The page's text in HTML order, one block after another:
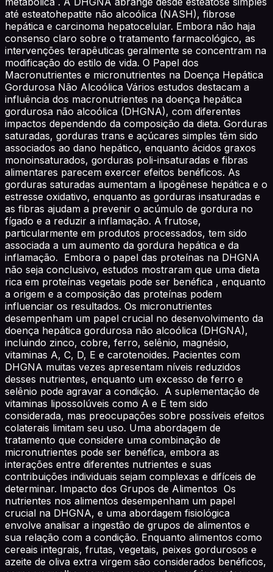
até esteatohepatite não alcoólica (NASH), fibrose
hepática e carcinoma hepatocelular. Embora não haja
consenso claro sobre o tratamento farmacológico, as
intervenções terapêuticas geralmente se concentram na
modificação do estilo de vida. O Papel dos
Macronutrientes e micronutrientes na Doença Hepática
Gordurosa Não Alcoólica Vários estudos destacam a
influência dos macronutrientes na doença hepática
gordurosa não alcoólica (DHGNA), com diferentes
impactos dependendo da composição da dieta. Gorduras
saturadas, gorduras trans e açúcares simples têm sido
associados ao dano hepático, enquanto ácidos graxos
monoinsaturados, gorduras poli-insaturadas e fibras
alimentares parecem exercer efeitos benéficos. As
gorduras saturadas aumentam a lipogênese hepática e o
estresse oxidativo, enquanto as gorduras insaturadas e
as fibras ajudam a prevenir o acúmulo de gordura no
fígado e a reduzir a inflamação. A frutose,
particularmente em produtos processados, tem sido
associada a um aumento da gordura hepática e da
inflamação. Embora o papel das proteínas na DHGNA
não seja conclusivo, estudos mostraram que uma dieta
rica em proteínas vegetais pode ser benéfica , enquanto
a origem e a composição das proteínas podem
influenciar os resultados. Os micronutrientes
desempenham um papel crucial no desenvolvimento da
doença hepática gordurosa não alcoólica (DHGNA),
incluindo zinco, cobre, ferro, selênio, magnésio,
vitaminas A, C, D, E e carotenoides. Pacientes com
DHGNA muitas vezes apresentam níveis reduzidos
desses nutrientes, enquanto um excesso de ferro e
selênio pode agravar a condição. A suplementação de
vitaminas lipossolúveis como A e E tem sido
considerada, mas preocupações sobre possíveis efeitos
colaterais limitam seu uso. Uma abordagem de
tratamento que considere uma combinação de
micronutrientes pode ser benéfica, embora as
interações entre diferentes nutrientes e suas
contribuições individuais sejam complexas e difíceis de
determinar. Impacto dos Grupos de Alimentos Os
nutrientes nos alimentos desempenham um papel
crucial na DHGNA, e uma abordagem fisiológica
envolve analisar a ingestão de grupos de alimentos e
sua relação com a condição. Enquanto alimentos como
cereais integrais, frutas, vegetais, peixes gordurosos e
azeite de oliva extra virgem são considerados benéficos,